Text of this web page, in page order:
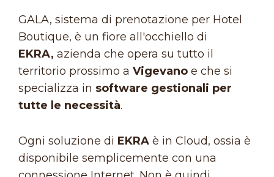
GALA, sistema di prenotazione per Hotel
Boutique, è un fiore all'occhiello di
EKRA, azienda che opera su tutto il
territorio prossimo a Vigevano e che si
specializza in software gestionali per
tutte le necessità.
Ogni soluzione di EKRA è in Cloud, ossia è
disponibile semplicemente con una